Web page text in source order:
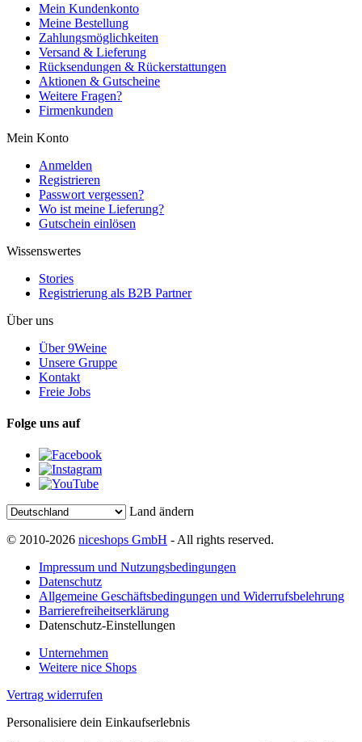
Mein Kundenkonto
Meine Bestellung
Zahlungsmöglichkeiten
Versand & Lieferung
Rücksendungen & Rückerstattungen
Aktionen & Gutscheine
Weitere Fragen?
Firmenkunden
Mein Konto
Anmelden
Registrieren
Passwort vergessen?
Wo ist meine Lieferung?
Gutschein einlösen
Wissenswertes
Stories
Registrierung als B2B Partner
Über uns
Über 9Weine
Unsere Gruppe
Kontakt
Freie Jobs
Folge uns auf
Land ändern
© 2010-2026 niceshops GmbH - All rights reserved.
Impressum und Nutzungsbedingungen
Datenschutz
Allgemeine Geschäftsbedingungen und Widerrufsbelehrung
Barrierefreiheitserklärung
Datenschutz-Einstellungen
Unternehmen
Weitere nice Shops
Vertrag widerrufen
Personalisiere dein Einkaufserlebnis